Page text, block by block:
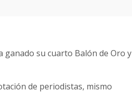
ganado su cuarto Balón de Oro y
de periodistas, mismo